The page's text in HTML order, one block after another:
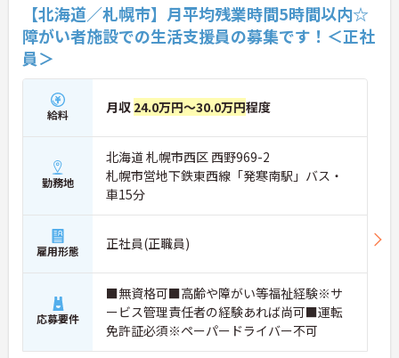
【北海道／札幌市】月平均残業時間5時間以内☆
障がい者施設での生活支援員の募集です！＜正社
員＞
給料 月収 24.0万円～30.0万円程度
勤務地
北海道 札幌市西区 西野969-2
札幌市営地下鉄東西線「発寒南駅」バス・
車15分
雇用形態 正社員(正職員)
応募要件
■無資格可■高齢や障がい等福祉経験※サ
ービス管理責任者の経験あれば尚可■運転
免許証必須※ペーパードライバー不可